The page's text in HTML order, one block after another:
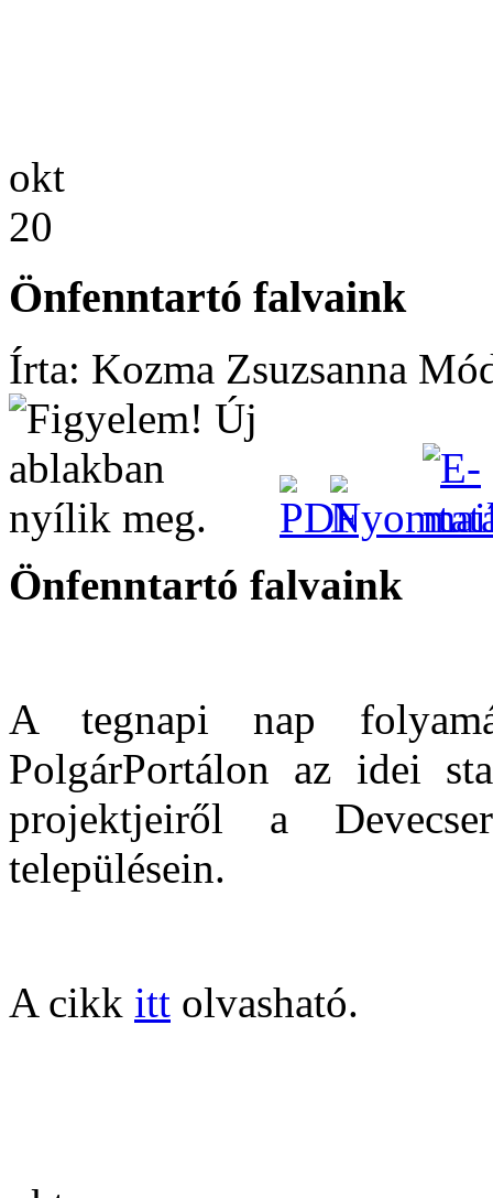
okt
20
Önfenntartó falvaink
Írta: Kozma Zsuzsanna
Önfenntartó falvaink
A tegnapi nap
PolgárPortálon az idei
projektjeiről a
településein.
A cikk itt olvasható.